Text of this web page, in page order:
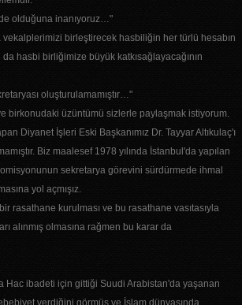
olduğuna inanıyoruz…"
birleştirecek hasbiliğin her türlü hesabın
hasbi birliğimize büyük katkısağlayacağının
oluşturulamamıştır…"
birkonudaki üzüntümü sizlerle paylaşmak istiyorum.
Diyanet İşleri Eski Başkanımız Dr. Tayyar Altıkulaç'ı
Biz maalesef 1978 yılında İstanbul'da yapılan
sekretarya görevini sürdürmede ihmal
yol açmışız.
rasathane kurulması ve bu rasathane vasıtasıyla
alınmış olmasına rağmen bu karar da
Hac ibadeti için gittiği Suudi Arabistan'da yaşanan
verdiğini görmüş ve İslam dünyasında